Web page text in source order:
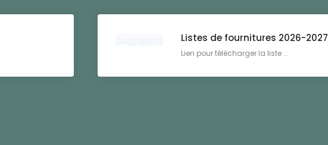
Listes de fournitures 2026-2027
Lien pour télécharger la liste ...